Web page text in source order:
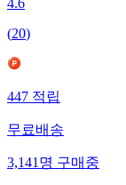
4.6
(20)
447적립
무료배송
3,141명구매중